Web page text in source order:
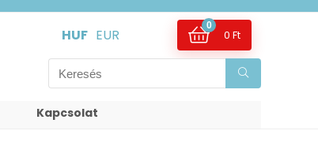
HUF EUR
0
0 Ft
Kapcsolat